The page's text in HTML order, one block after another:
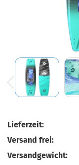
Lieferzeit:
Versand frei:
Versandgewicht: